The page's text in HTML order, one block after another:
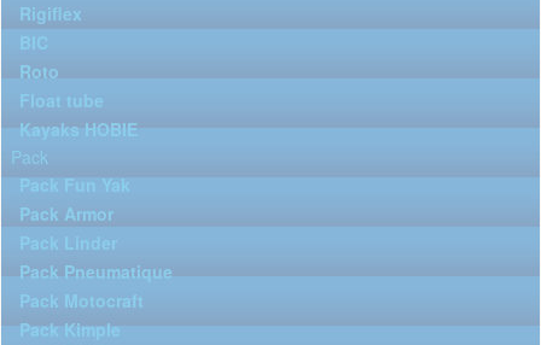
Rigiflex
BIC
Roto
Float tube
Kayaks HOBIE
Pack
Pack Fun Yak
Pack Armor
Pack Linder
Pack Pneumatique
Pack Motocraft
Pack Kimple